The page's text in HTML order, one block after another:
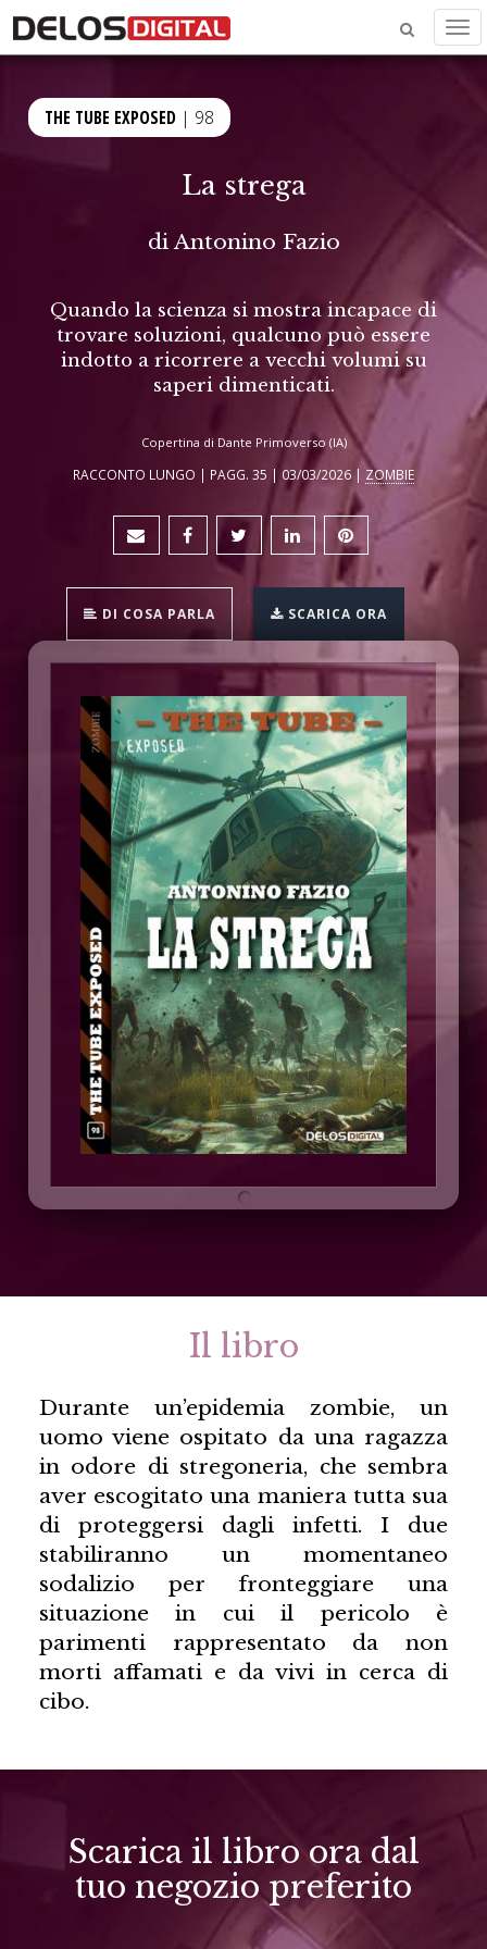
THE TUBE EXPOSED | 98
La strega
diAntonino Fazio
Quando la scienza si mostra incapace di
trovare soluzioni, qualcuno può essere
indotto a ricorrere a vecchi volumi su
saperi dimenticati.
Copertina di Dante Primoverso (IA)
RACCONTO LUNGO | PAGG. 35 | 03/03/2026 | ZOMBIE
DI COSA PARLA SCARICA ORA
Il libro
Durante un’epidemia zombie, un
uomo viene ospitato da una ragazza
in odore di stregoneria, che sembra
aver escogitato una maniera tutta sua
di proteggersi dagli infetti. I due
stabiliranno un momentaneo
sodalizio per fronteggiare una
situazione in cui il pericolo è
parimenti rappresentato da non
morti affamati e da vivi in cerca di
cibo.
Scarica il libro ora dal
tuo negozio preferito